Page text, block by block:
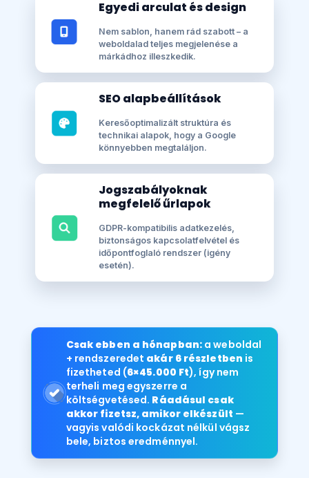
Egyedi arculat és design
Nem sablon, hanem rád szabott – a
weboldalad teljes megjelenése a
márkádhoz illeszkedik.
SEO alapbeállítások
Keresőoptimalizált struktúra és
technikai alapok, hogy a Google
könnyebben megtaláljon.
Jogszabályoknak
megfelelő űrlapok
GDPR-kompatibilis adatkezelés,
biztonságos kapcsolatfelvétel és
időpontfoglaló rendszer (igény
esetén).
Csak ebben a hónapban: a weboldal
+ rendszeredet akár 6 részletben is
fizetheted (6×45.000 Ft), így nem
terheli meg egyszerre a
költségvetésed. Ráadásul csak
akkor fizetsz, amikor elkészült —
vagyis valódi kockázat nélkül vágsz
bele, biztos eredménnyel.